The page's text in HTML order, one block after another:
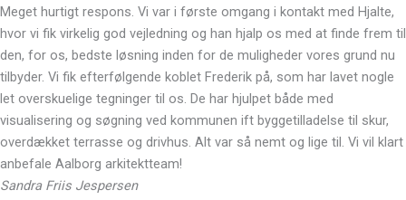
Meget hurtigt respons. Vi var i første omgang i kontakt med Hjalte,
hvor vi fik virkelig god vejledning og han hjalp os med at finde frem til
den, for os, bedste løsning inden for de muligheder vores grund nu
tilbyder. Vi fik efterfølgende koblet Frederik på, som har lavet nogle
let overskuelige tegninger til os. De har hjulpet både med
visualisering og søgning ved kommunen ift byggetilladelse til skur,
overdækket terrasse og drivhus. Alt var så nemt og lige til. Vi vil klart
anbefale Aalborg arkitektteam!
Sandra Friis Jespersen